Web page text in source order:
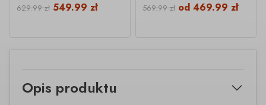
629.99zł 549.99zł 569.99zł od469.99zł
Opis produktu